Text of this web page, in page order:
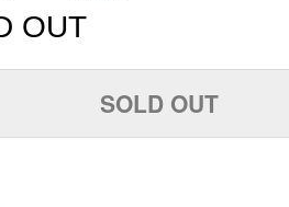
OUT
SOLD OUT